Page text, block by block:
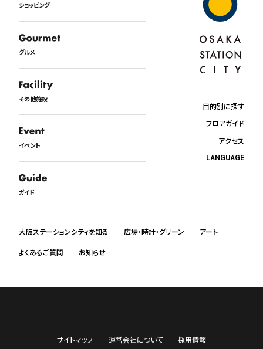
ショッピング
グルメ
その他施設
イベント
ガイド
大阪ステーションシティを知る 広場・時計・グリーン アート
目的別に探す
フロアガイド
アクセス
LANGUAGE
ภาษาไทย
よくあるご質問 お知らせ
サイトマップ 運営会社について 採用情報